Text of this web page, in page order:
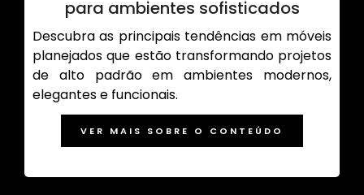
para ambientes sofisticados
Descubra as principais tendências em móveis
planejados que estão transformando projetos
de alto padrão em ambientes modernos,
elegantes e funcionais.
VER MAIS SOBRE O CONTEÚDO